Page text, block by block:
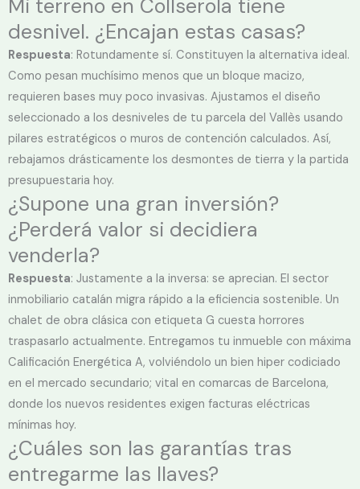
Mi terreno en Collserola tiene
desnivel. ¿Encajan estas casas?
Respuesta: Rotundamente sí. Constituyen la alternativa ideal.
Como pesan muchísimo menos que un bloque macizo,
requieren bases muy poco invasivas. Ajustamos el diseño
seleccionado a los desniveles de tu parcela del Vallès usando
pilares estratégicos o muros de contención calculados. Así,
rebajamos drásticamente los desmontes de tierra y la partida
presupuestaria hoy.
¿Supone una gran inversión?
¿Perderá valor si decidiera
venderla?
Respuesta: Justamente a la inversa: se aprecian. El sector
inmobiliario catalán migra rápido a la eficiencia sostenible. Un
chalet de obra clásica con etiqueta G cuesta horrores
traspasarlo actualmente. Entregamos tu inmueble con máxima
Calificación Energética A, volviéndolo un bien hiper codiciado
en el mercado secundario; vital en comarcas de Barcelona,
donde los nuevos residentes exigen facturas eléctricas
mínimas hoy.
¿Cuáles son las garantías tras
entregarme las llaves?